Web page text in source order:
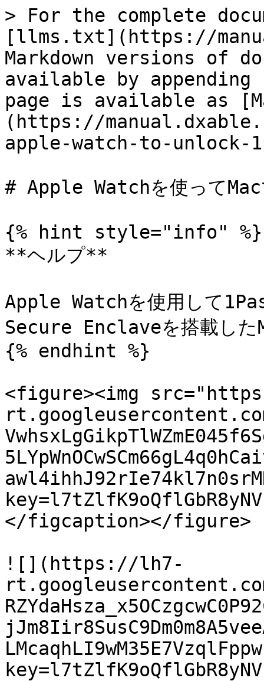
> For the complete
[llms.txt](https://
Markdown versions of
available by
page is available as
(https://
apple-watch-to-unlock-
# Apple Watchを使って
{% hint style="info" %}
**ヘルプ**
Apple Watchを使用して
Secure Enclaveを搭載した
{% endhint %}
<figure><img
</figcaption></figure>
![](https://lh7-
rt.googleusercontent.com/